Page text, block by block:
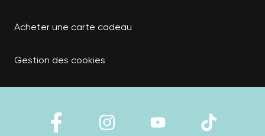
Acheter une carte cadeau
Gestion des cookies